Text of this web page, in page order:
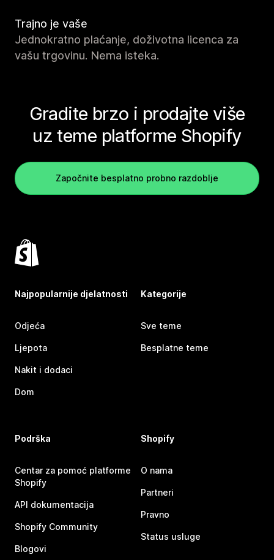
Trajno je vaše
Jednokratno plaćanje, doživotna licenca za
vašu trgovinu. Nema isteka.
Gradite brzo i prodajte više
uz teme platforme Shopify
Započnite besplatno probno razdoblje
Najpopularnije djelatnosti
Odjeća
Ljepota
Nakit i dodaci
Dom
Kategorije
Sve teme
Besplatne teme
Podrška
Centar za pomoć platforme
Shopify
API dokumentacija
Shopify Community
Blogovi
Shopify
O nama
Partneri
Pravno
Status usluge